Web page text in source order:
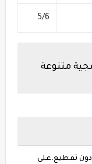
5/6
متنوعة
دون تقطيع.على